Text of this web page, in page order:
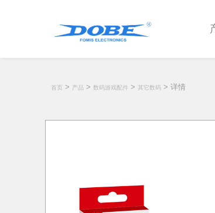
首页 > 产品 > 数码游戏配件 > 其它数码 > 详情